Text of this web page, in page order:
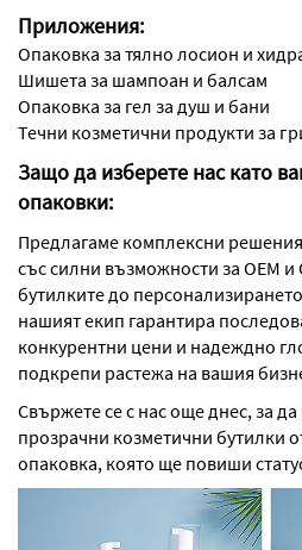
Приложения:
Опаковка за тялно лосион и
Шишета за шампоан и балсам
Опаковка за гел за душ и бани
Течни козметични продукти за
Защо да изберете нас като
опаковки:
Предлагаме комплексни
със силни възможности за OEM и
бутилките до
нашият екип гарантира
конкурентни цени и надеждно
подкрепи растежа на вашия
Свържете се с нас още днес, за
прозрачни козметични бутилки
опаковка, която ще повиши